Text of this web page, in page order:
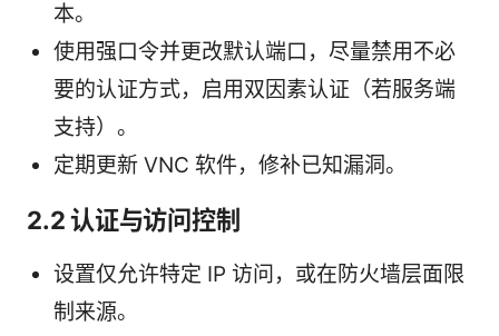
本。
使用强口令并更改默认端口，尽量禁用不必
要的认证方式，启用双因素认证（若服务端
支持）。
定期更新 VNC 软件，修补已知漏洞。
2.2 认证与访问控制
设置仅允许特定 IP 访问，或在防火墙层面限
制来源。